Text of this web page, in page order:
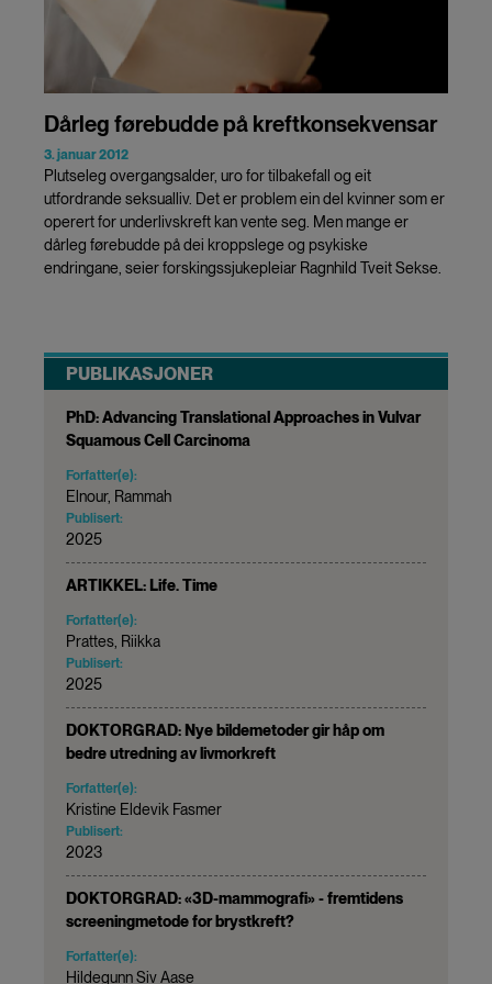
Dårleg førebudde på kreftkonsekvensar
3. januar 2012
Plutseleg overgangsalder, uro for tilbakefall og eit
utfordrande seksualliv. Det er problem ein del kvinner som er
operert for underlivskreft kan vente seg. Men mange er
dårleg førebudde på dei kroppslege og psykiske
endringane, seier forskingssjukepleiar Ragnhild Tveit Sekse.
PUBLIKASJONER
PhD: Advancing Translational Approaches in Vulvar
Squamous Cell Carcinoma
Forfatter(e):
Elnour, Rammah
Publisert:
2025
ARTIKKEL: Life. Time
Forfatter(e):
Prattes, Riikka
Publisert:
2025
DOKTORGRAD: Nye bildemetoder gir håp om
bedre utredning av livmorkreft
Forfatter(e):
Kristine Eldevik Fasmer
Publisert:
2023
DOKTORGRAD: «3D-mammografi» - fremtidens
screeningmetode for brystkreft?
Forfatter(e):
Hildegunn Siv Aase